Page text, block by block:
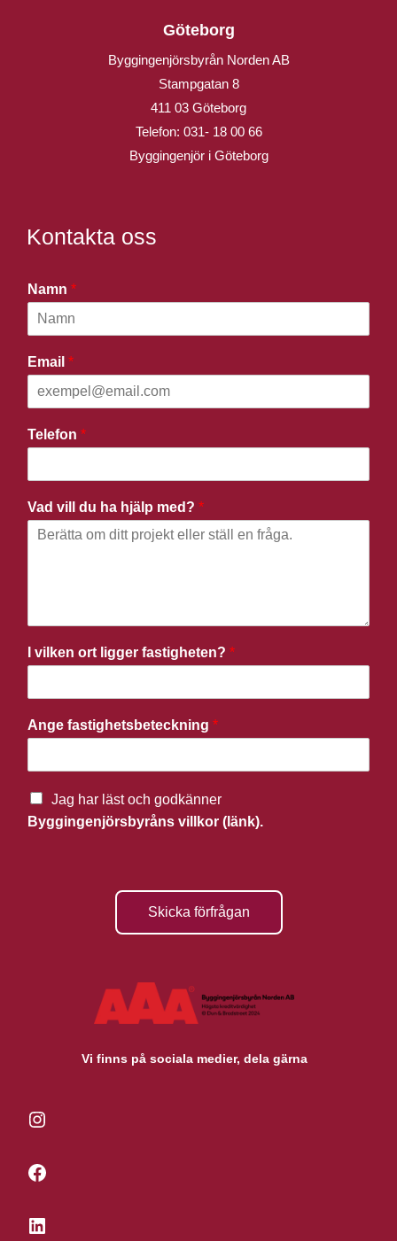
Göteborg
Byggingenjörsbyrån Norden AB
Stampgatan 8
411 03 Göteborg
Telefon: 031- 18 00 66
Byggingenjör i Göteborg
Kontakta oss
Namn *
Email *
Telefon *
Vad vill du ha hjälp med? *
I vilken ort ligger fastigheten? *
Ange fastighetsbeteckning *
Jag har läst och godkänner
Byggingenjörsbyråns villkor (länk).
Skicka förfrågan
Vi finns på sociala medier, dela gärna
Instagram
Facebook
LinkedIn